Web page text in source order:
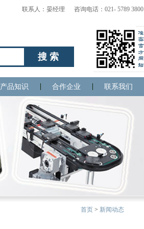
联系人：晏经理 咨询电话：021- 5789 3800
搜索
产品知识 合作企业 联系我们
首页 > 新闻动态